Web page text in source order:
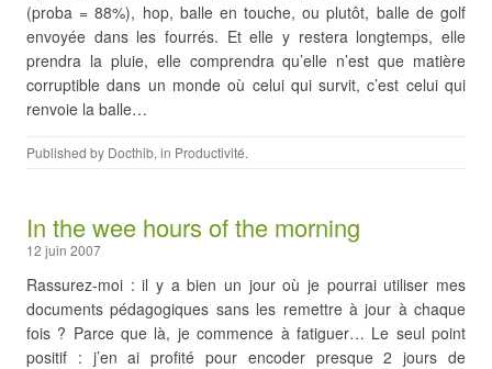
(proba = 88%), hop, balle en touche, ou plutôt, balle de golf
envoyée dans les fourrés. Et elle y restera longtemps, elle
prendra la pluie, elle comprendra qu’elle n’est que matière
corruptible dans un monde où celui qui survit, c’est celui qui
renvoie la balle…
Published by Docthib, in Productivité.
In the wee hours of the morning
12 juin 2007
Rassurez-moi : il y a bien un jour où je pourrai utiliser mes
documents pédagogiques sans les remettre à jour à chaque
fois ? Parce que là, je commence à fatiguer… Le seul point
positif : j’en ai profité pour encoder presque 2 jours de